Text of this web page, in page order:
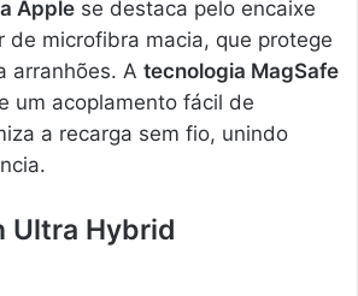
Apple se destaca pelo encaixe
de microfibra macia, que protege
arranhões. A tecnologia MagSafe
um acoplamento fácil de
a recarga sem fio, unindo
Ultra Hybrid